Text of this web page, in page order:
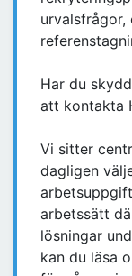
urvalsfrågor,
Har du
att kontakta
Vi sitter
dagligen
arbetssätt
lösningar
kan du läsa